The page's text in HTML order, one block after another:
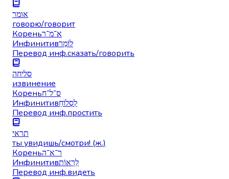
אומר
говорю/говорит
Кореньא־מ־ר
Инфинитивלוֹמַר
Перевод инф.сказать/говорить
סליחה
извинение
Кореньס־ל־ח
Инфинитивלִסְלוֹחַ
Перевод инф.простить
תראי
ты увидишь/смотри! (ж.)
Кореньר־א־ה
Инфинитивלִרְאוֹת
Перевод инф.видеть